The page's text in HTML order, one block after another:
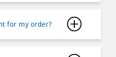
me to pick up